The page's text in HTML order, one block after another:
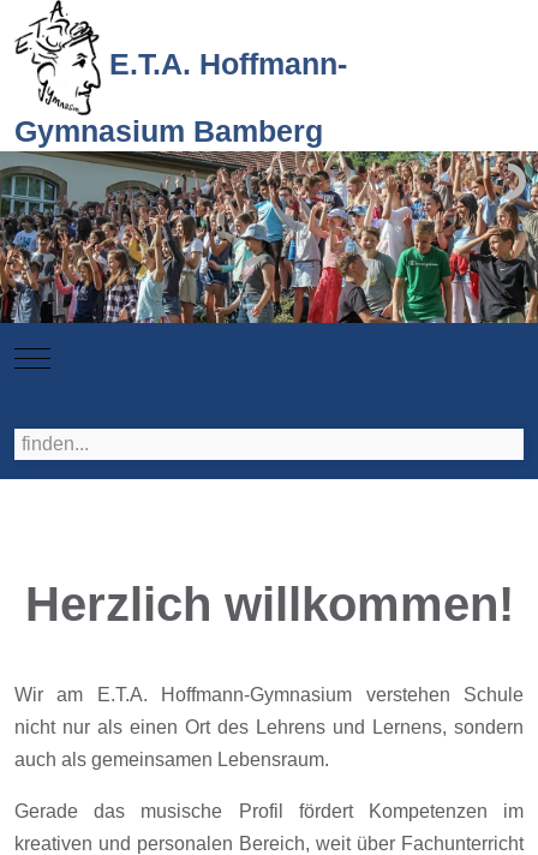
E.T.A. Hoffmann-
Gymnasium Bamberg
Mobile Menu Toggle
Herzlich willkommen!
Wir am E.T.A. Hoffmann-Gymnasium verstehen Schule
nicht nur als einen Ort des Lehrens und Lernens, sondern
auch als gemeinsamen Lebensraum.
Gerade das musische Profil fördert Kompetenzen im
kreativen und personalen Bereich, weit über Fachunterricht